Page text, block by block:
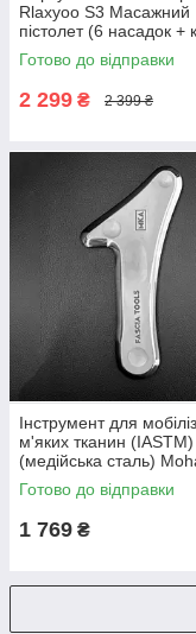
Rlaxyoo S3 Масажний
пістолет (6 насадок +
2400мАч 30 режимів
(Карбон)
Готово до відправки
2 299 ₴ 2 399 ₴
Інструмент для
м'яких тканин
(медійська сталь)
Готово до відправки
1 769 ₴